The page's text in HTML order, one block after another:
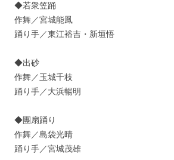
◆若衆笠踊
作舞／宮城能鳳
踊り手／東江裕吉・新垣悟
◆出砂
作舞／玉城千枝
踊り手／大浜暢明
◆團扇踊り
作舞／島袋光晴
踊り手／宮城茂雄